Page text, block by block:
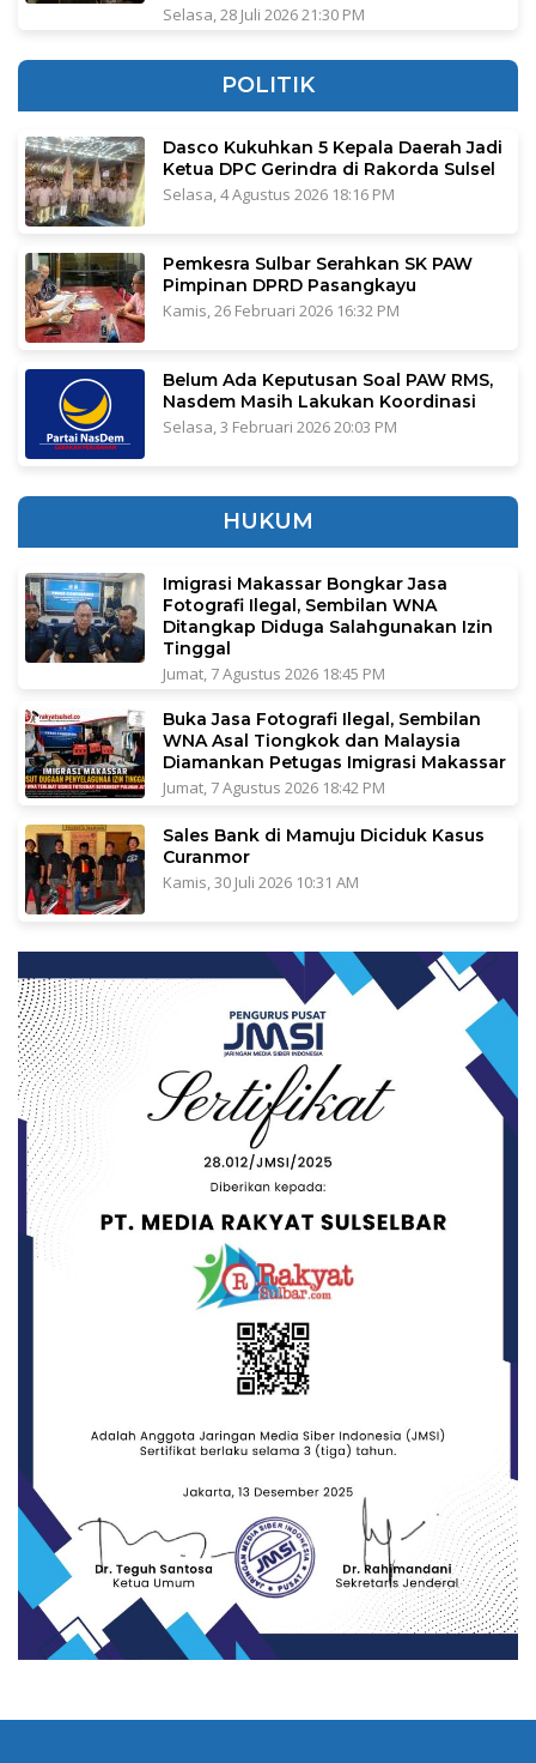
Selasa, 28 Juli 2026 21:30 PM
POLITIK
Dasco Kukuhkan 5 Kepala Daerah Jadi
Ketua DPC Gerindra di Rakorda Sulsel
Selasa, 4 Agustus 2026 18:16 PM
Pemkesra Sulbar Serahkan SK PAW
Pimpinan DPRD Pasangkayu
Kamis, 26 Februari 2026 16:32 PM
Belum Ada Keputusan Soal PAW RMS,
Nasdem Masih Lakukan Koordinasi
Selasa, 3 Februari 2026 20:03 PM
HUKUM
Imigrasi Makassar Bongkar Jasa
Fotografi Ilegal, Sembilan WNA
Ditangkap Diduga Salahgunakan Izin
Tinggal
Jumat, 7 Agustus 2026 18:45 PM
Buka Jasa Fotografi Ilegal, Sembilan
WNA Asal Tiongkok dan Malaysia
Diamankan Petugas Imigrasi Makassar
Jumat, 7 Agustus 2026 18:42 PM
Sales Bank di Mamuju Diciduk Kasus
Curanmor
Kamis, 30 Juli 2026 10:31 AM